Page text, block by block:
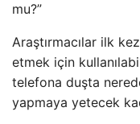
mu?”
Araştırmacılar ilk
etmek için
telefona duşta
yapmaya yetecek